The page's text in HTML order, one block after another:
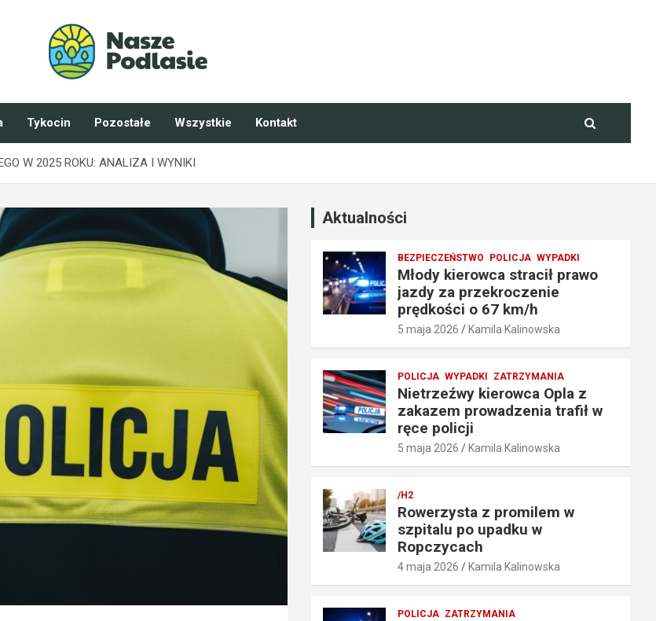
Tykocin Pozostałe Wszystkie Kontakt
W 2025 ROKU: ANALIZA I WYNIKI
Aktualności
BEZPIECZEŃSTWO POLICJA WYPADKI
Młody kierowca stracił prawo
jazdy za przekroczenie
prędkości o 67 km/h
5 maja 2026 Kamila Kalinowska
POLICJA WYPADKI ZATRZYMANIA
Nietrzeźwy kierowca Opla z
zakazem prowadzenia trafił w
ręce policji
5 maja 2026 Kamila Kalinowska
/H2
Rowerzysta z promilem w
szpitalu po upadku w
Ropczycach
4 maja 2026 Kamila Kalinowska
POLICJA ZATRZYMANIA